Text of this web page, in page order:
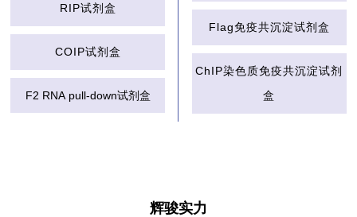
RIP试剂盒
COIP试剂盒
F2 RNApull-down试剂盒
Flag免疫共沉淀试剂盒
ChIP染色质免疫共沉淀试剂
盒
辉骏实力